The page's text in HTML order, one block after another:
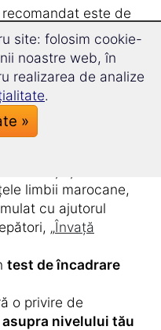
este de
zi.
de rapid și
vocabularul
te învață
noi.
limbii marocane,
cu ajutorul
„Învață
test de încadrare
o privire de
asupra nivelului tău
site: folosim cookie-
noastre web, în
realizarea de analize
.
»